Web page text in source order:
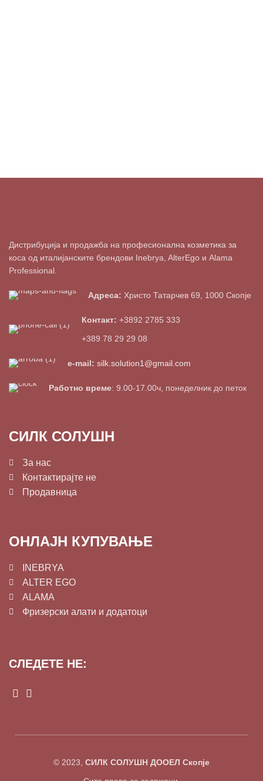
Дистрибуција и продажба на професионална козметика за
коса од италијанските брендови Inebrya, AlterEgo и Alama
Professional.
Адреса: Христо Татарчев 69, 1000 Скопје
Контакт: +3892 2785 333
+389 78 29 29 08
e-mail: silk.solution1@gmail.com
Работно време: 9.00-17.00ч, понеделник до петок
СИЛК СОЛУШН
За нас
Контактирајте не
Продавница
ОНЛАЈН КУПУВАЊЕ
INEBRYA
ALTER EGO
ALAMA
Фризерски алати и додатоци
СЛЕДЕТЕ НЕ:
© 2023, СИЛК СОЛУШН ДООЕЛ Скопје